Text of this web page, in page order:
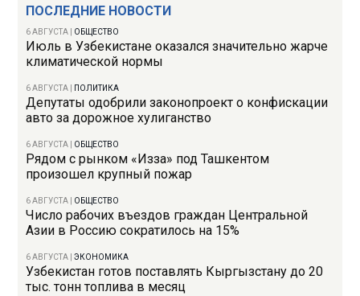
ПОСЛЕДНИЕ НОВОСТИ
6 АВГУСТА ОБЩЕСТВО
Июль в Узбекистане оказался значительно жарче
климатической нормы
6 АВГУСТА ПОЛИТИКА
Депутаты одобрили законопроект о конфискации
авто за дорожное хулиганство
6 АВГУСТА ОБЩЕСТВО
Рядом с рынком «Изза» под Ташкентом
произошел крупный пожар
6 АВГУСТА ОБЩЕСТВО
Число рабочих въездов граждан Центральной
Азии в Россию сократилось на 15%
6 АВГУСТА |ЭКОНОМИКА
Узбекистан готов поставлять Кыргызстану до 20
тыс. тонн топлива в месяц